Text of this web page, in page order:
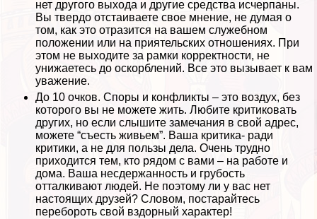
нет другого выхода и другие средства исчерпаны.
Вы твердо отстаиваете свое мнение, не думая о
том, как это отразится на вашем служебном
положении или на приятельских отношениях. При
этом не выходите за рамки корректности, не
унижаетесь до оскорблений. Все это вызывает к вам
уважение.
До 10 очков. Споры и конфликты – это воздух, без
которого вы не можете жить. Любите критиковать
других, но если слышите замечания в свой адрес,
можете “съесть живьем”. Ваша критика- ради
критики, а не для пользы дела. Очень трудно
приходится тем, кто рядом с вами – на работе и
дома. Ваша несдержанность и грубость
отталкивают людей. Не поэтому ли у вас нет
настоящих друзей? Словом, постарайтесь
перебороть свой вздорный хаpaктер!